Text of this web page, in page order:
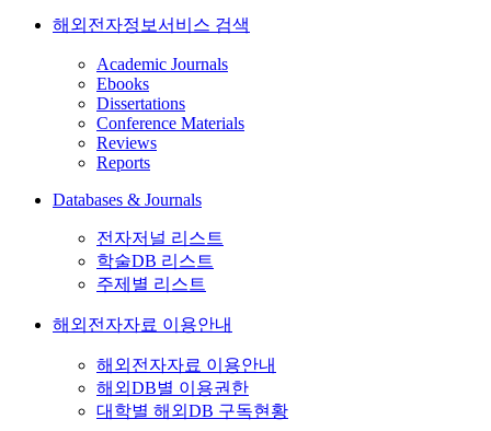
해외전자정보서비스 검색
Academic Journals
Ebooks
Dissertations
Conference Materials
Reviews
Reports
Databases & Journals
전자저널 리스트
학술DB 리스트
주제별 리스트
해외전자자료 이용안내
해외전자자료 이용안내
해외DB별 이용권한
대학별 해외DB 구독현황